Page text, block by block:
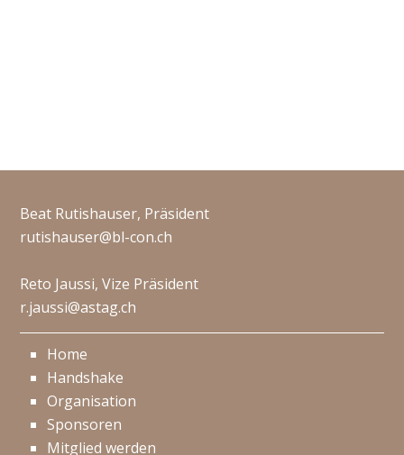
Beat Rutishauser, Präsident
rutishauser@bl-con.ch
Reto Jaussi, Vize Präsident
r.jaussi@astag.ch
Home
Handshake
Organisation
Sponsoren
Mitglied werden